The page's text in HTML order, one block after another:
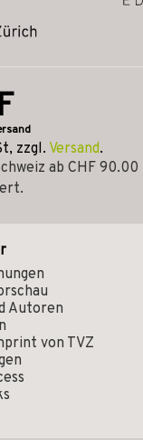
zzgl. Versand.
ab CHF 90.00
Autoren
von TVZ